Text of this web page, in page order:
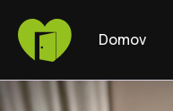
Domov